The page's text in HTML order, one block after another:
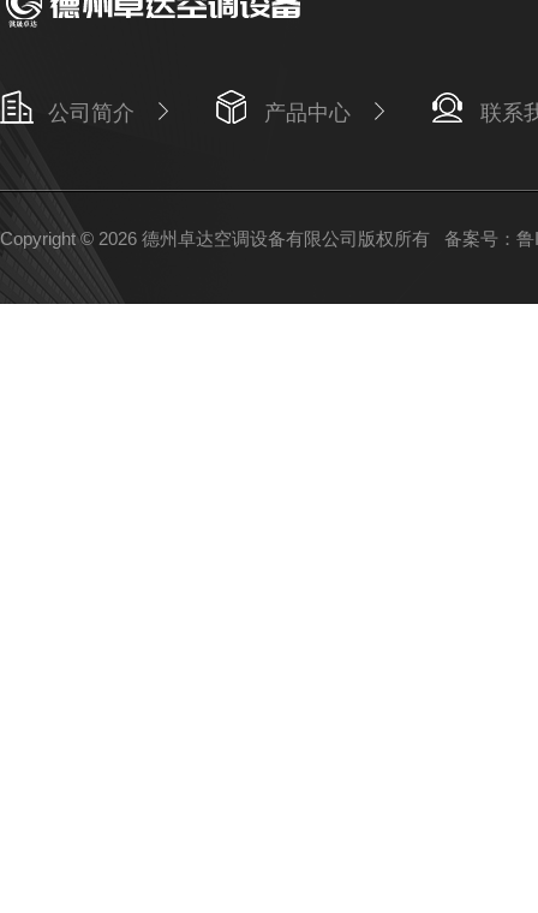
公司简介 产品中心 联系
Copyright © 2026 德州卓达空调设备有限公司版权所有 备案号：